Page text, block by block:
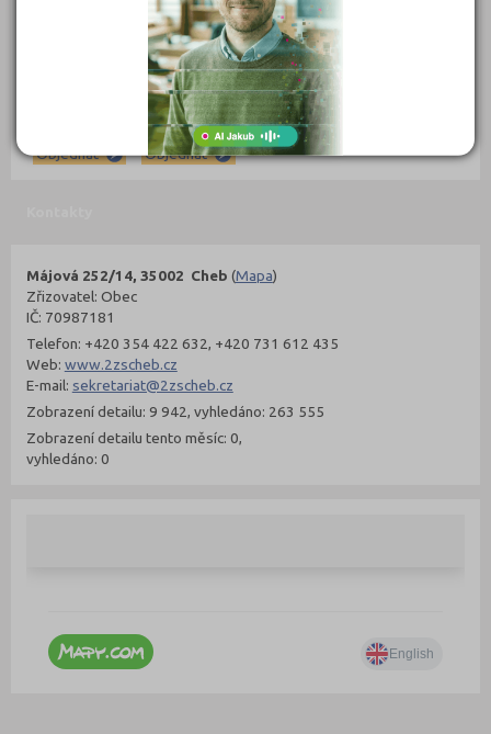
Objednat
299 Kč
Objednat
Májová 252/14, 35002 Cheb (Mapa)
Zřizovatel: Obec
IČ: 70987181
Telefon: +420 354 422 632, +420 731 612 435
Web: www.2zscheb.cz
E-mail: sekretariat@2zscheb.cz
Zobrazení detailu: 9 942, vyhledáno: 263 555
Zobrazení detailu tento měsíc: 0,
vyhledáno: 0